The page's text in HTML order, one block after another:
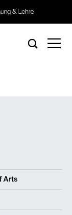
& Lehre
Arts